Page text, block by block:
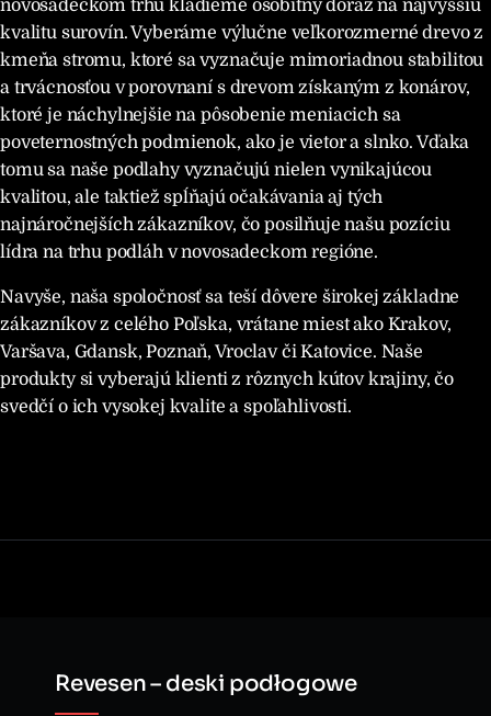
novosadeckom trhu kladieme osobitný dôraz na najvyššiu
kvalitu surovín. Vyberáme výlučne veľkorozmerné drevo z
kmeňa stromu, ktoré sa vyznačuje mimoriadnou stabilitou
a trvácnosťou v porovnaní s drevom získaným z konárov,
ktoré je náchylnejšie na pôsobenie meniacich sa
poveternostných podmienok, ako je vietor a slnko. Vďaka
tomu sa naše podlahy vyznačujú nielen vynikajúcou
kvalitou, ale taktiež spĺňajú očakávania aj tých
najnáročnejších zákazníkov, čo posilňuje našu pozíciu
lídra na trhu podláh v novosadeckom regióne.
Navyše, naša spoločnosť sa teší dôvere širokej základne
zákazníkov z celého Poľska, vrátane miest ako Krakov,
Varšava, Gdansk, Poznaň, Vroclav či Katovice. Naše
produkty si vyberajú klienti z rôznych kútov krajiny, čo
svedčí o ich vysokej kvalite a spoľahlivosti.
Revesen – deski podłogowe